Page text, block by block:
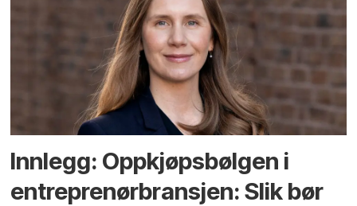
Innlegg: Oppkjøps­bølgen i
entreprenør­bransjen: Slik bør